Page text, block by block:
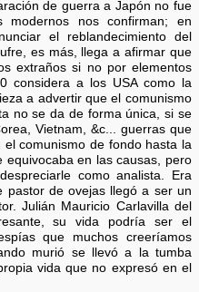
de guerra a Japón no fue
modernos nos confirman; en
el reblandecimiento del
es más, llega a afirmar que
extraños si no por elementos
considera a los USA como la
a advertir que el comunismo
no se da de forma única, si se
Vietnam, &c... guerras que
comunismo de fondo hasta la
equivocaba en las causas, pero
como analista. Era
pastor de ovejas llegó a ser un
Julián Mauricio Carlavilla del
su vida podría ser el
que muchos creeríamos
murió se llevó a la tumba
vida que no expresó en el